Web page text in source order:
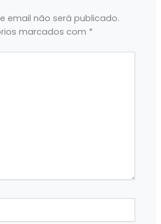
email não será publicado.
marcados com *